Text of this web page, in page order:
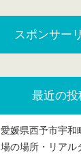
スポンサー
最近の投
愛媛県西予市宇和
場の場所・リアル